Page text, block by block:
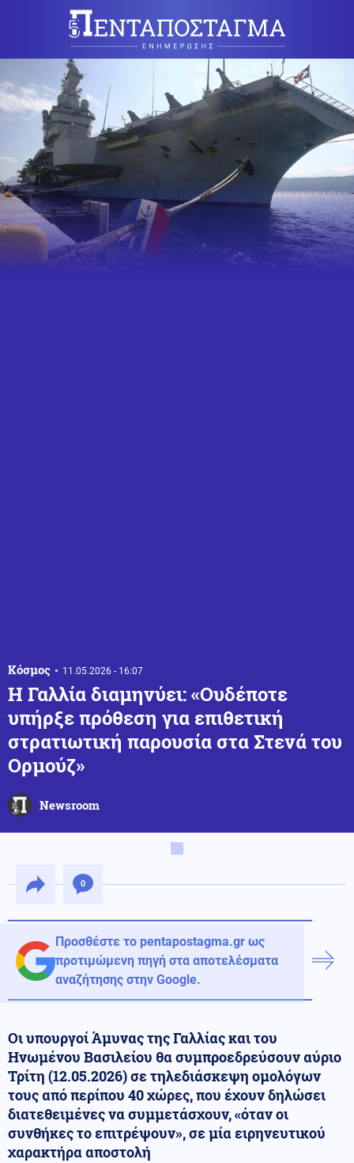
Κόσμος 11.05.2026 - 16:07
Η Γαλλία διαμηνύει: «Ουδέποτε
υπήρξε πρόθεση για επιθετική
στρατιωτική παρουσία στα Στενά του
Ορμούζ»
Newsroom
0
Προσθέστε το pentapostagma.gr ως
προτιμώμενη πηγή στα αποτελέσματα
αναζήτησης στην Google.
Οι υπουργοί Άμυνας της Γαλλίας και του
Ηνωμένου Βασιλείου θα συμπροεδρεύσουν αύριο
Τρίτη (12.05.2026) σε τηλεδιάσκεψη ομολόγων
τους από περίπου 40 χώρες, που έχουν δηλώσει
διατεθειμένες να συμμετάσχουν, «όταν οι
συνθήκες το επιτρέψουν», σε μία ειρηνευτικού
χαρακτήρα αποστολή